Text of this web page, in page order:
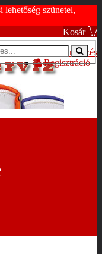
szünetel,
Kosár
Bejelentkezés
Regisztráció